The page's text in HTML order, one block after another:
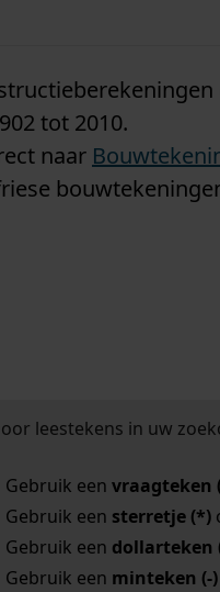
tot 2010.
naar
leestekens in uw
Gebruik een vraagteken
Gebruik een sterretje (*)
Gebruik een dollarteken
Gebruik een minteken (-)